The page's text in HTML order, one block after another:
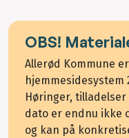
OBS!
Allerød Kommune
hjemmesidesystem
Høringer,
dato er endnu ikke
og kan på